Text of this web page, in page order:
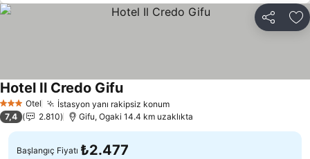
Paylaş
3 YıldızOtel İstasyon yanı rakipsiz konumFiyatları görün
Hotel Il Credo GifuFiyatları görün
7,4 2.810 Gifu, Ogaki 14.4 km uzaklıkta
Başlangıç Fiyatı ₺2.477